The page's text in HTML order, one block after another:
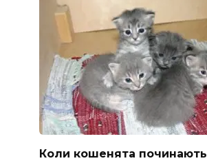
Коли кошенята починають